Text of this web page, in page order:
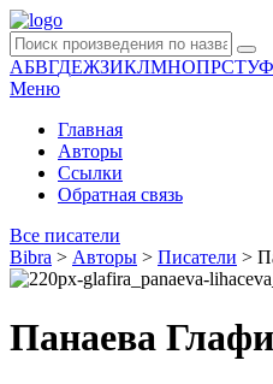
АБВГДЕЖЗИКЛМНОПРСТУФ
Меню
Главная
Авторы
Ссылки
Обратная связь
Все писатели
Bibra > Авторы > Писатели >
Панаева